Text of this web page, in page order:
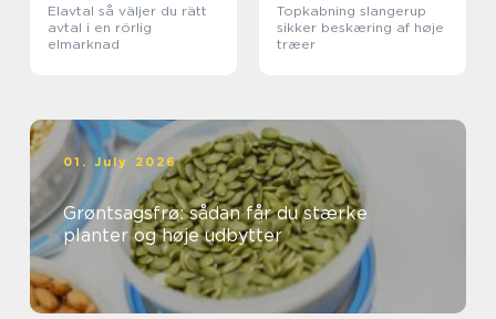
Elavtal så väljer du rätt
avtal i en rörlig
elmarknad
Topkabning slangerup
sikker beskæring af høje
træer
01. July 2026
Grøntsagsfrø: sådan får du stærke
planter og høje udbytter